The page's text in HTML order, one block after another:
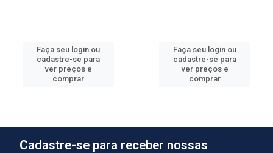
Faça seu login ou
cadastre-se para
ver preços e
comprar
Faça seu login ou
cadastre-se para
ver preços e
comprar
Cadastre-se para receber nossas